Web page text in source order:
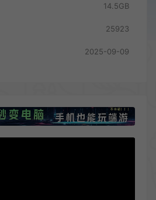
14.5GB
25923
2025-09-09